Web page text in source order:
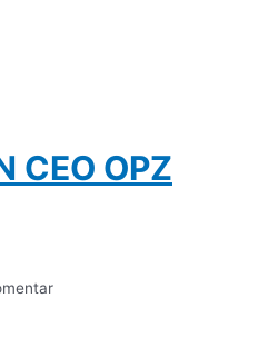
CEO OPZ